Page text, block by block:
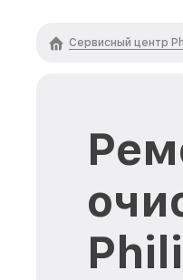
Сервисный центр